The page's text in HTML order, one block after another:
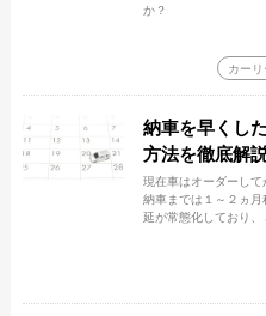
か？
カー
納車を早くし
方法を徹底解
現在車はオーダーし
納車までは１～２ヵ
延が常態化しており
を少しでも早くした